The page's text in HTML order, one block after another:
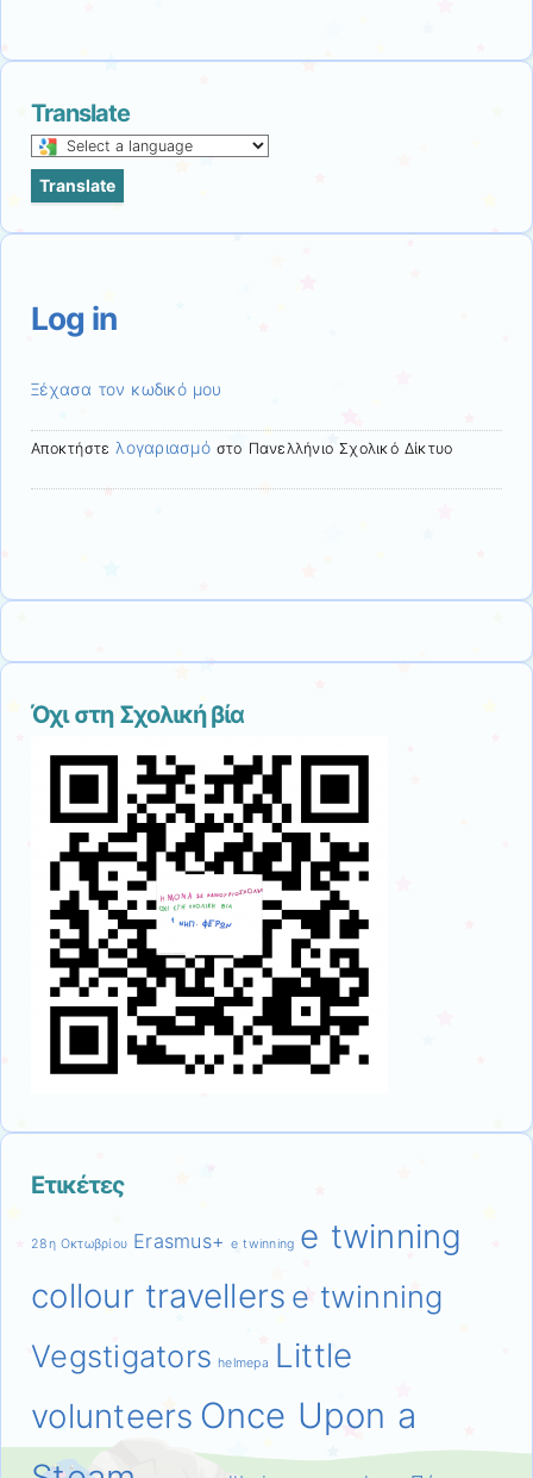
Translate
Select
a
language
page
Translate
Log in
Ξέχασα τον κωδικό μου
Αποκτήστελογαριασμόστο Πανελλήνιο Σχολικό Δίκτυο
Όχι στη Σχολική βία
Ετικέτες
28η Οκτωβρίου Erasmus+ e twinning e twinning
collour travellers e twinning
Vegstigators helmepa
Little
volunteers Once Upon a